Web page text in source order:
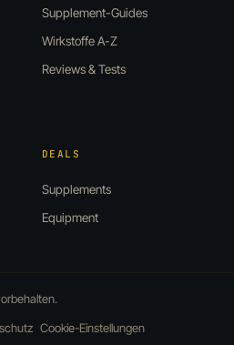
Supplement-Guides
Wirkstoffe A-Z
Reviews & Tests
DEALS
Supplements
Equipment
Cookie-Einstellungen